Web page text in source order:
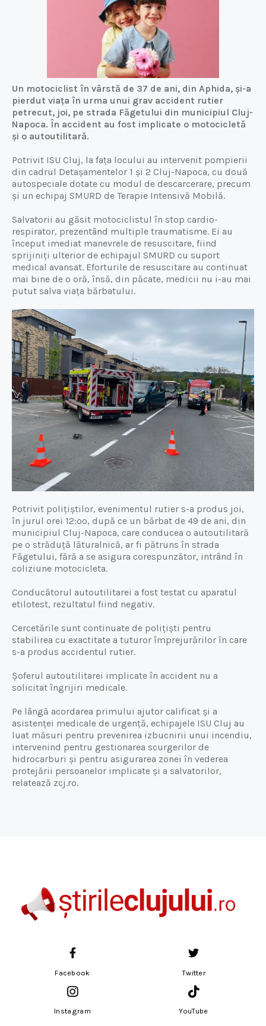
Un motociclist în vârstă de 37 de ani, din Aphida, și-a
pierdut viața în urma unui grav accident rutier
petrecut, joi, pe strada Făgetului din municipiul Cluj-
Napoca. În accident au fost implicate o motocicletă
și o autoutilitară.
Potrivit ISU Cluj, la fața locului au intervenit pompierii
din cadrul Detașamentelor 1 și 2 Cluj-Napoca, cu două
autospeciale dotate cu modul de descarcerare, precum
și un echipaj SMURD de Terapie Intensivă Mobilă.
Salvatorii au găsit motociclistul în stop cardio-
respirator, prezentând multiple traumatisme. Ei au
început imediat manevrele de resuscitare, fiind
sprijiniți ulterior de echipajul SMURD cu suport
medical avansat. Eforturile de resuscitare au continuat
mai bine de o oră, însă, din păcate, medicii nu i-au mai
putut salva viața bărbatului.
Potrivit polițiștilor, evenimentul rutier s-a produs joi,
în jurul orei 12:oo, după ce un bărbat de 49 de ani, din
municipiul Cluj-Napoca, care conducea o autoutilitară
pe o străduță lăturalnică, ar fi pătruns în strada
Făgetului, fără a se asigura corespunzător, intrând în
coliziune motocicleta.
Conducătorul autoutilitarei a fost testat cu aparatul
etilotest, rezultatul fiind negativ.
Cercetările sunt continuate de polițiști pentru
stabilirea cu exactitate a tuturor împrejurărilor în care
s-a produs accidentul rutier.
Șoferul autoutilitarei implicate în accident nu a
solicitat îngrijiri medicale.
Pe lângă acordarea primului ajutor calificat și a
asistenței medicale de urgență, echipajele ISU Cluj au
luat măsuri pentru prevenirea izbucnirii unui incendiu,
intervenind pentru gestionarea scurgerilor de
hidrocarburi și pentru asigurarea zonei în vederea
protejării persoanelor implicate și a salvatorilor,
relatează zcj.ro.
Facebook Twitter
Instagram YouTube